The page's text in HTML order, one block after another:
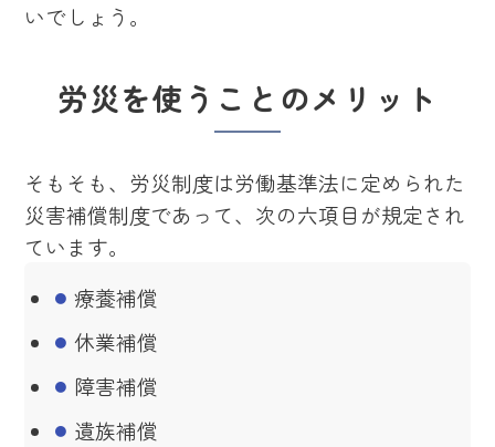
いでしょう。
労災を使うことのメリット
そもそも、労災制度は労働基準法に定められた
災害補償制度であって、次の六項目が規定され
ています。
療養補償
休業補償
障害補償
遺族補償